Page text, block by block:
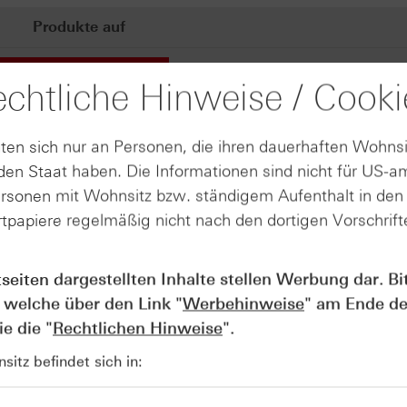
Produkte auf
EURO STOXX 50®
hohe Volatilität am Mittwoch
verzeichnen: Der Umsatz stieg um 12 Prozent
und Zinsen erhöhte sich um 33 Prozent auf 1,3 Mrd.
10 bzw. 25 Prozent deutlich. Alle
– trugen zu dieser positiven Entwicklung bei.
unter anderem durch gesteigerte operative Leistungen,
Zudem ist das Unternehmen auch für das
mit einem Umsatzanstieg im Bereich von 5 bis 10
Steuern und Zinsen soll im Rahmen von 7 bis 10 Prozent
hat gerechnet vom Eröffnungskurs auch über 6 Prozent
Prozent im Plus.
Hinweise /
sich nur an Personen, die ihren dauerhaften
Staat haben. Die Informationen sind nicht für US-
mit Wohnsitz bzw. ständigem Aufenthalt in
regelmäßig nicht nach den dortigen
dargestellten Inhalte stellen Werbung dar.
über den Link "Werbehinweise" am Ende
die "Rechtlichen Hinweise".
befindet sich in: